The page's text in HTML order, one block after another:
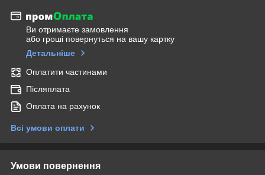
Ви отримаєте замовлення
або гроші повернуться на вашу картку
Детальніше
Оплатити частинами
Післяплата
Оплата на рахунок
Всі умови оплати
Умови повернення